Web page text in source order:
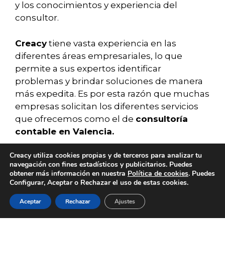
ACERCA DE SERVICIOS EMPLEO BLOG
y los conocimientos y experiencia del
consultor.
Creacytiene vasta experiencia en las
diferentes áreas empresariales, lo que
permite a sus expertos identificar
problemas y brindar soluciones de manera
más expedita. Es por esta razón que muchas
empresas solicitan los diferentes servicios
que ofrecemos como el de consultoría
contable en Valencia.
¿Cuál es la función de
un experto en
consultoría contable
en Valencia?
Creacy utiliza cookies propias y de terceros para analizar tu
navegación con fines estadísticos y publicitarios. Puedes
obtener más información en nuestra Política de cookies. Puedes
Configurar, Aceptar o Rechazar el uso de estas cookies.
Aceptar Rechazar Ajustes